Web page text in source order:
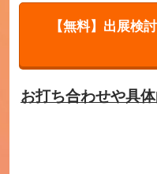
【無料】出展検
お打ち合わせや具